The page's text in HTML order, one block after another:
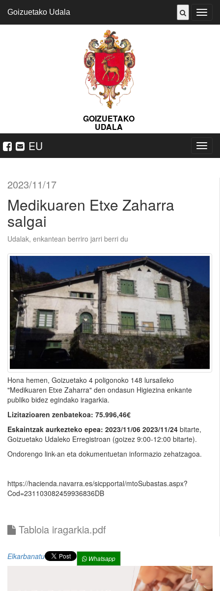
ireki
Goizuetako Udala
GOIZUETAKO
UDALA
EU
ireki
2023/11/17
Medikuaren Etxe Zaharra
salgai
Udalak, enkantean berriro jarri berri du
Hona hemen, Goizuetako 4 poligonoko 148 lursaileko
"Medikuaren Etxe Zaharra" den ondasun Higiezina enkante
publiko bidez egindako iragarkia.
Lizitazioaren zenbatekoa: 75.996,46€
Eskaintzak aurkezteko epea: 2023/11/06 2023/11/24 bitarte,
Goizuetako Udaleko Erregistroan (goizez 9:00-12:00 bitarte).
Ondorengo link-an eta dokumentuetan informazio zehatzagoa.
https://hacienda.navarra.es/sicpportal/mtoSubastas.aspx?
Cod=231103082459936836DB
Tabloia iragarkia.pdf
Elkarbanatu Whatsapp